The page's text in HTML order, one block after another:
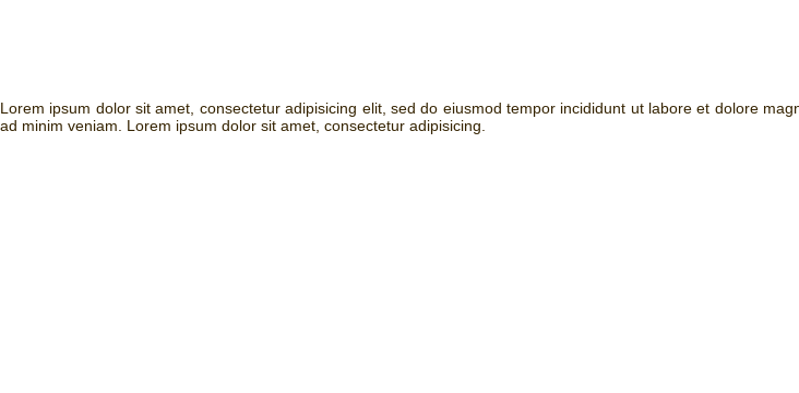
Lorem ipsum dolor sit amet, consectetur adipisicing elit, sed do eiusmod tempor incididunt ut labore et dolore
ad minim veniam. Lorem ipsum dolor sit amet, consectetur adipisicing.